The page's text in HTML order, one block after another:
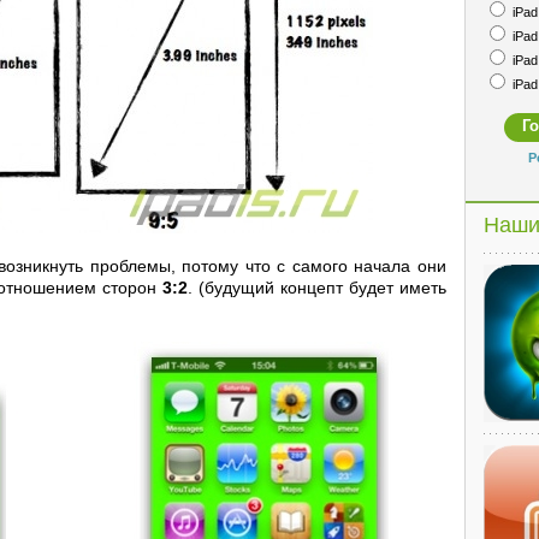
проблемы, потому что с самого начала они
сторон 3:2 . (будущий концепт будет иметь